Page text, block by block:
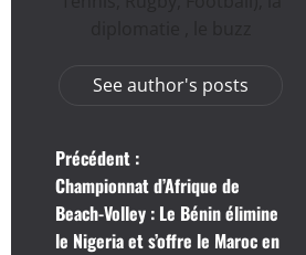
See author's posts
N
a
Précédent :
Championnat d’Afrique de
Beach-Volley : Le Bénin élimine
le Nigeria et s’offre le Maroc en